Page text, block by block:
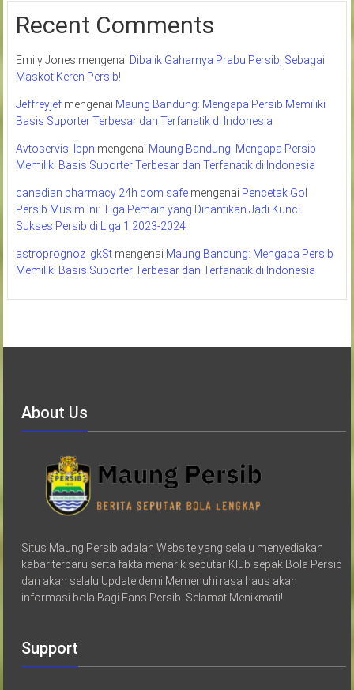
Recent Comments
Emily Jones mengenai Dibalik Gaharnya Prabu Persib, Sebagai
Maskot Keren Persib!
Jeffreyjefmengenai Maung Bandung: Mengapa Persib Memiliki
Basis Suporter Terbesar dan Terfanatik di Indonesia
Avtoservis_lbpn mengenai Maung Bandung: Mengapa Persib
Memiliki Basis Suporter Terbesar dan Terfanatik di Indonesia
canadian pharmacy 24h com safemengenai Pencetak Gol
Persib Musim Ini: Tiga Pemain yang Dinantikan Jadi Kunci
Sukses Persib di Liga 1 2023-2024
astroprognoz_gkStmengenai Maung Bandung: Mengapa Persib
Memiliki Basis Suporter Terbesar dan Terfanatik di Indonesia
About Us
Situs Maung Persib adalah Website yang selalu menyediakan
kabar terbaru serta fakta menarik seputar Klub sepak Bola Persib
dan akan selalu Update demi Memenuhi rasa haus akan
informasi bola Bagi Fans Persib. Selamat Menikmati!
Support